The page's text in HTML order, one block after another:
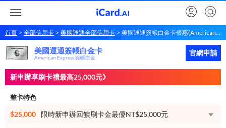
首頁 全部信用卡 美國運通全部信用卡 美國運通簽帳白金卡優惠(American Express 簽帳白金)
美國運通簽帳白金卡 立即申請
美國運通簽帳白金卡
American Express 簽帳白金
官網申請
新申辦享刷卡禮最高25,000元》
整卡特色
$25,000 限時新申辦回饋刷卡金最優NT$25,000元